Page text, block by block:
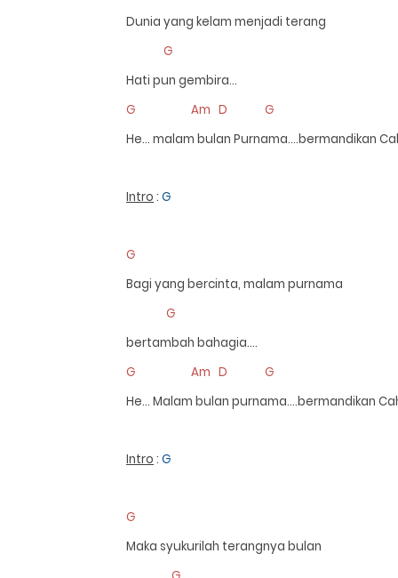
Dunia yang kelam menjadi terang
G
Hati pun gembira…
G Am D G
He… malam bulan Purnama….bermandikan
Intro : G
G
Bagi yang bercinta, malam purnama
G
bertambah bahagia….
G Am D G
He… Malam bulan purnama.…bermandikan
Intro : G
G
Maka syukurilah terangnya bulan